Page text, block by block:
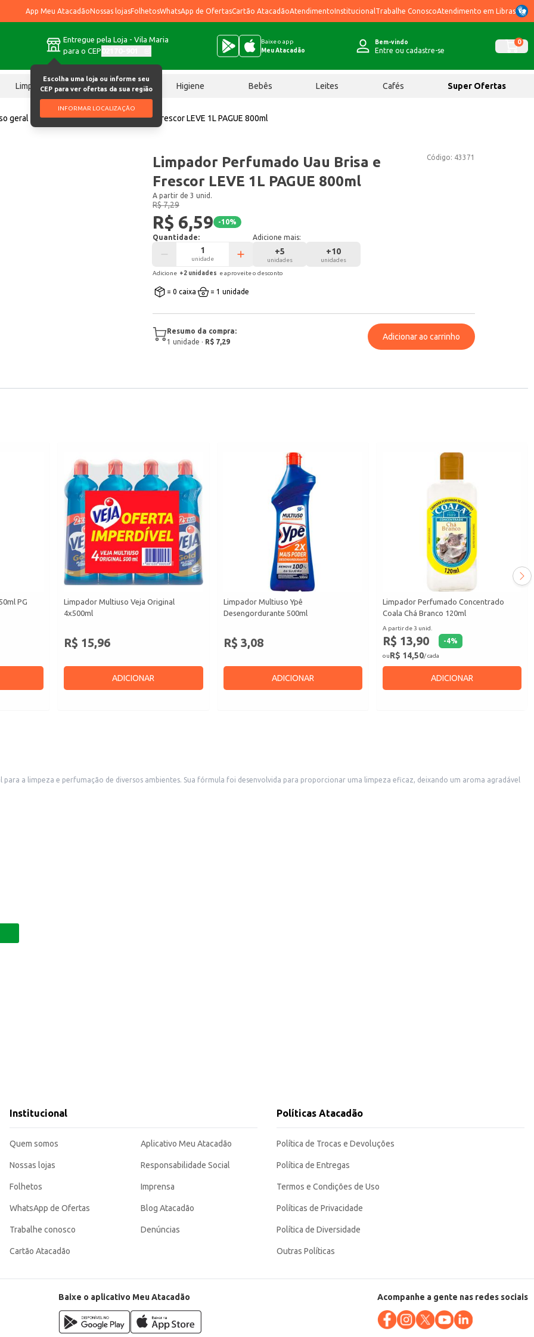
App Meu AtacadãoNossas lojasFolhetosWhatsApp de OfertasCartão AtacadãoAtendimentoInstitucional Trabalhe ConoscoAtendimento em Libras
Entregue pela Loja - Vila Maria
para o CEP
Escolha uma loja ou informe seu
CEP para ver ofertas da sua região
INFORMAR LOCALIZAÇÃO
Baixe o app
Meu Atacadão
Bem-vindo
Entre ou cadastre-se
0
Limpeza Chocolates Higiene Bebês Leites Cafés Super Ofertas
geral Limpador Perfumado Uau Brisa e Frescor LEVE 1L PAGUE 800ml
Código: 43371
Limpador Perfumado Uau Brisa e
Frescor LEVE 1L PAGUE 800ml
A partir de 3 unid.
R$ 7,29
R$ 6,59 -10%
Quantidade:
unidade
Adicione mais:
+5
unidades
+10
unidades
Adicione +2 unidades e aproveite o desconto
= 0 caixa = 1 unidade
Resumo da compra:
1 unidade · R$ 7,29
Adicionar ao carrinho
PG
Limpador Multiuso Veja Original
4x500ml
R$ 15,96
ADICIONAR
Limpador Multiuso Ypê
Desengordurante 500ml
R$ 3,08
ADICIONAR
Limpador Perfumado Concentrado
Coala Chá Branco 120ml
A partir de 3 unid.
R$ 13,90 -4%
ouR$ 14,50/ cada
ADICIONAR
a limpeza e perfumação de diversos ambientes. Sua fórmula foi desenvolvida para proporcionar uma limpeza eficaz, deixando um aroma agradável
que buscam um ambiente limpo e perfumado.
Institucional
Quem somos
Nossas lojas
Folhetos
WhatsApp de Ofertas
Trabalhe conosco
Cartão Atacadão
Aplicativo Meu Atacadão
Responsabilidade Social
Imprensa
Blog Atacadão
Denúncias
Políticas Atacadão
Política de Trocas e Devoluções
Política de Entregas
Termos e Condições de Uso
Políticas de Privacidade
Política de Diversidade
Outras Políticas
Baixe o aplicativo Meu Atacadão Acompanhe a gente nas redes sociais